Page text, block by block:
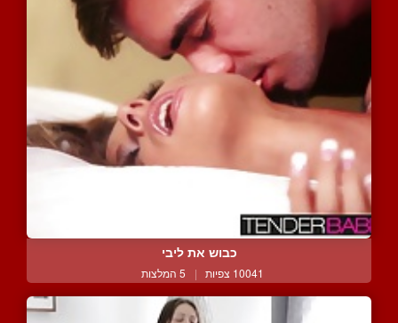
כבוש את ליבי
10041 צפיות | 5 המלצות